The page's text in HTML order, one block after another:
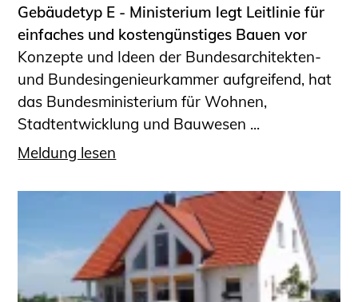
Gebäudetyp E - Ministerium legt Leitlinie für
einfaches und kostengünstiges Bauen vor
Konzepte und Ideen der Bundesarchitekten-
und Bundesingenieurkammer aufgreifend, hat
das Bundesministerium für Wohnen,
Stadtentwicklung und Bauwesen ...
Meldung lesen